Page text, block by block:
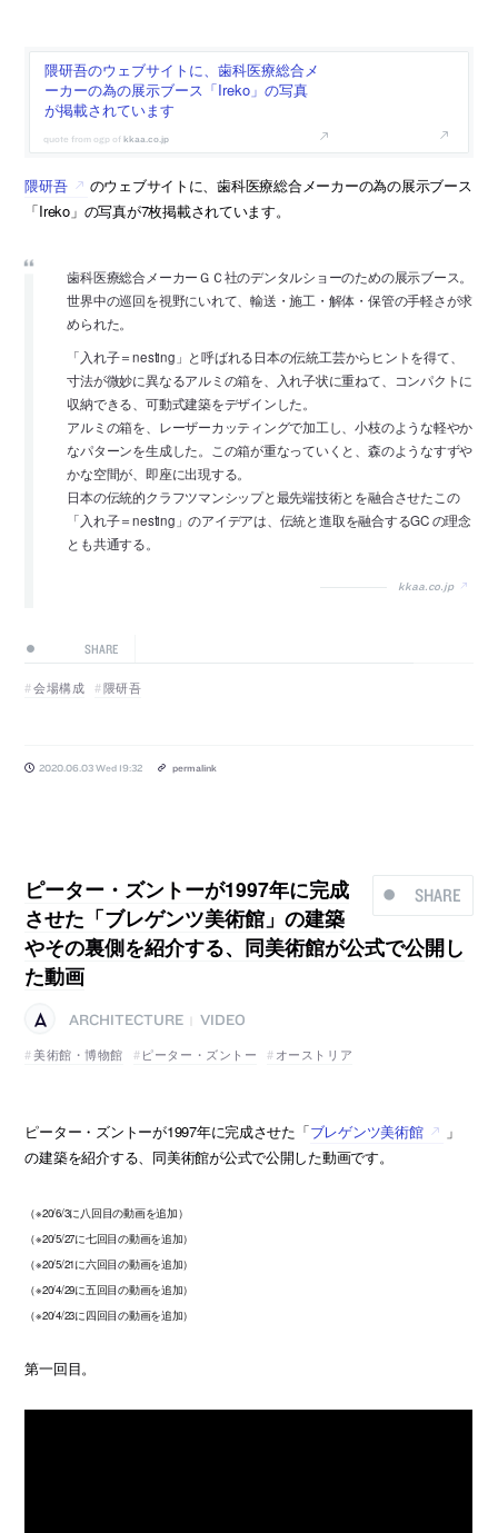
隈研吾のウェブサイトに、歯科医療総合メ
ーカーの為の展示ブース「Ireko」の写真
が掲載されています
kkaa.co.jp
隈研吾
のウェブサイトに、歯科医療総合メーカーの為の展示ブース
「Ireko」の写真が7枚掲載されています。
歯科医療総合メーカーＧＣ社のデンタルショーのための展示ブース。
世界中の巡回を視野にいれて、輸送・施工・解体・保管の手軽さが求
められた。
「入れ子＝nesting」と呼ばれる日本の伝統工芸からヒントを得て、
寸法が微妙に異なるアルミの箱を、入れ子状に重ねて、コンパクトに
収納できる、可動式建築をデザインした。
アルミの箱を、レーザーカッティングで加工し、小枝のような軽やか
なパターンを生成した。この箱が重なっていくと、森のようなすずや
かな空間が、即座に出現する。
日本の伝統的クラフツマンシップと最先端技術とを融合させたこの
「入れ子＝nesting」のアイデアは、伝統と進取を融合するGC の理念
とも共通する。
kkaa.co.jp
SHARE
会場構成 隈研吾
2020.06.03 Wed 19:32 permalink
SHARE
ピーター・ズントーが1997年に完成
させた「ブレゲンツ美術館」の建築
やその裏側を紹介する、同美術館が公式で公開し
た動画
ARCHITECTURE
VIDEO
美術館・博物館
ピーター・ズントー オーストリア
ピーター・ズントーが1997年に完成させた「ブレゲンツ美術館
」
の建築を紹介する、同美術館が公式で公開した動画です。
（※20/6/3に八回目の動画を追加）
（※20/5/27に七回目の動画を追加）
（※20/5/21に六回目の動画を追加）
（※20/4/29に五回目の動画を追加）
（※20/4/23に四回目の動画を追加）
第一回目。